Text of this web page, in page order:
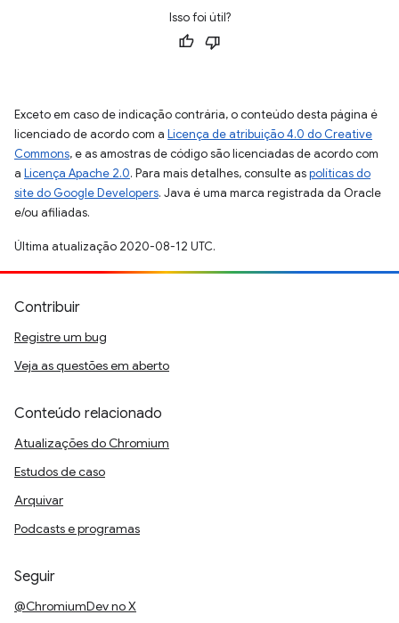
Isso foi útil?
Exceto em caso de indicação contrária, o conteúdo desta página é
licenciado de acordo com a Licença de atribuição 4.0 do Creative
Commons, e as amostras de código são licenciadas de acordo com
a Licença Apache 2.0. Para mais detalhes, consulte aspolíticas do
site do Google Developers. Java é uma marca registrada da Oracle
e/ou afiliadas.
Última atualização 2020-08-12 UTC.
Contribuir
Registre um bug
Veja as questões em aberto
Conteúdo relacionado
Atualizações do Chromium
Estudos de caso
Arquivar
Podcasts e programas
Seguir
@ChromiumDev no X